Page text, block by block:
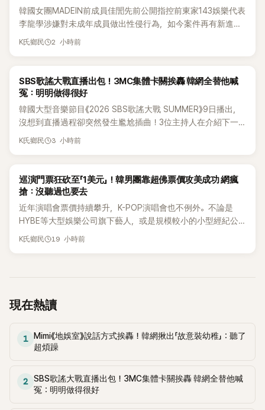
韓國女團MADEIN前成員佳誾先前公開指控前東家143娛樂代表
李龍學涉嫌對未成年成員做出性侵行為，如今案件再有新進
展！法院日前判決另外2名MADEIN成員勝訴，認定她們與143
K氏鄉民 2 小時前
K-POP
SBS歌謠大戰直播出包！3MC集體卡關挨轟 韓網全替他喊
冤：明明做得很好
韓國大型音樂節目《2026 SBS歌謠大戰 SUMMER》9日播出，
沒想到直播過程卻突然發生尷尬插曲！3位主持人在介紹下一
組表演者時突然集體卡關，現場一度陷入停頓，就連製作人員
K氏鄉民 3 小時前
K-POP
巡演門票狂砍至「1美元」！韓男團靠超佛票價攻美成功 網瘋
搶：沒聽過也要去
近年演唱會票價持續攀升，K-POP演唱會也不例外。不論是
HYBE等大型娛樂公司旗下藝人，或是規模較小的小型經紀公
司，偶爾都會引發粉絲對票價過高的抱怨，甚至直呼「太不合
K氏鄉民 19 小時前
現在熱讀
1
Mimi《地娛室》說話方式挨轟！韓網揪出「故意裝幼稚」：聽了
超煩躁
2
SBS歌謠大戰直播出包！3MC集體卡關挨轟 韓網全替他喊
冤：明明做得很好